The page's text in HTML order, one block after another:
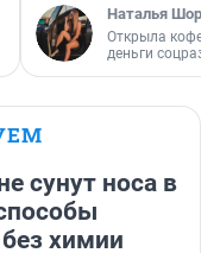
Наталья
Открыла
деньги
сунут носа в
химии